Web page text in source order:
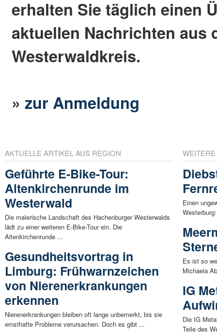
erhalten Sie täglich einen
aktuellen Nachrichten aus
Westerwaldkreis.
»zur Anmeldung
AKTUELLE ARTIKEL AUS REGION
Geführte E-Bike-Tour:
Altenkirchenrunde im
Westerwald
Die malerische Landschaft des Hachenburger Westerwalds
lädt zu einer weiteren E-Bike-Tour ein. Die
Altenkirchenrunde ...
Gesundheitsvortrag in
Limburg: Frühwarnzeichen
von Nierenerkrankungen
erkennen
Nierenerkrankungen bleiben oft lange unbemerkt, bis sie
ernsthafte Probleme verursachen. Doch es gibt ...
Einen
Es ist so
Michaela
IG
Die IG
Teile des